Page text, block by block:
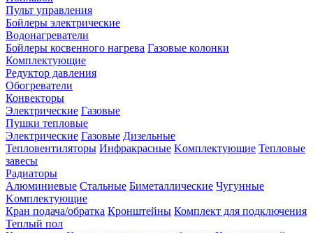
Пульт управления
Бойлеры электрические
Водонагреватели
Бойлеры косвенного нагрева Газовые колонки
Комплектующие
Редуктор давления
Обогреватели
Конвекторы
Электрические Газовые
Пушки тепловые
Электрические Газовые Дизельные
Тепловентиляторы Инфракрасные Kомплектующие Тепловые
завесы
Радиаторы
Алюминиевые Стальные Биметаллические Чугунные
Kомплектующие
Кран подача/обратка Кронштейны Комплект для подключения
Теплый пол